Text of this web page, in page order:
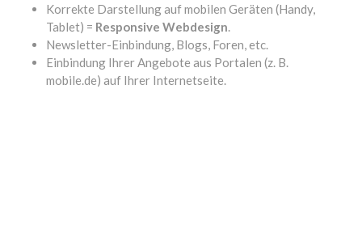
Korrekte Darstellung auf mobilen Geräten (Handy,
Tablet) = Responsive Webdesign.
Newsletter-Einbindung, Blogs, Foren, etc.
Einbindung Ihrer Angebote aus Portalen (z. B.
mobile.de) auf Ihrer Internetseite.